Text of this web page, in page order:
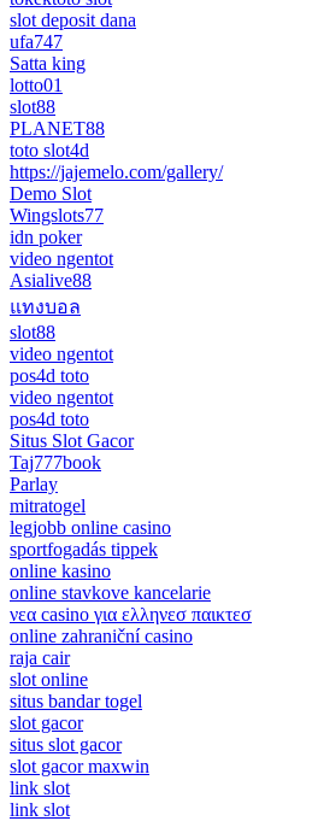
slot deposit dana
ufa747
Satta king
lotto01
slot88
PLANET88
toto slot4d
https://jajemelo.com/gallery/
Demo Slot
Wingslots77
idn poker
video ngentot
Asialive88
แทงบอล
slot88
video ngentot
pos4d toto
video ngentot
pos4d toto
Situs Slot Gacor
Taj777book
Parlay
mitratogel
legjobb online casino
sportfogadás tippek
online kasino
online stavkove kancelarie
νεα casino για ελληνεσ παικτεσ
online zahraniční casino
raja cair
slot online
situs bandar togel
slot gacor
situs slot gacor
slot gacor maxwin
link slot
link slot